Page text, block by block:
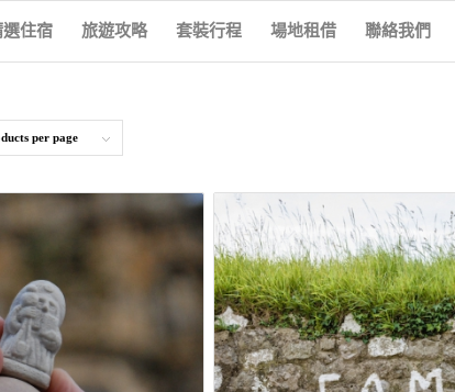
選住宿 旅遊攻略 套裝行程 場地租借 聯絡我們
per page